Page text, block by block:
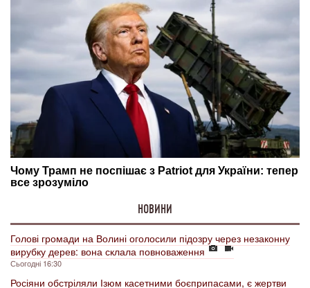
НОВИНИ
Голові громади на Волині оголосили підозру через незаконну
вирубку дерев: вона склала повноваження
Сьогодні 16:30
Росіяни обстріляли Ізюм касетними боєприпасами, є жертви